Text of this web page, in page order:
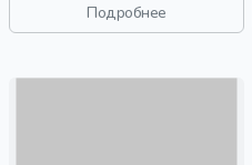
Подробнее